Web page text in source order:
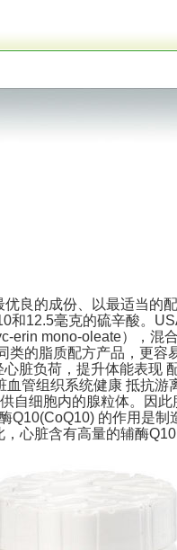
良的成份、以最适当的配
和12.5毫克的硫辛酸。
erin mono-oleate），混
类的脂质配方产品，更容
脏负荷，提升体能表现
管组织系统健康 抵抗游
自细胞内的腺粒体。因此
Q10(CoQ10) 的作用是制
心脏含有高量的辅酶Q10